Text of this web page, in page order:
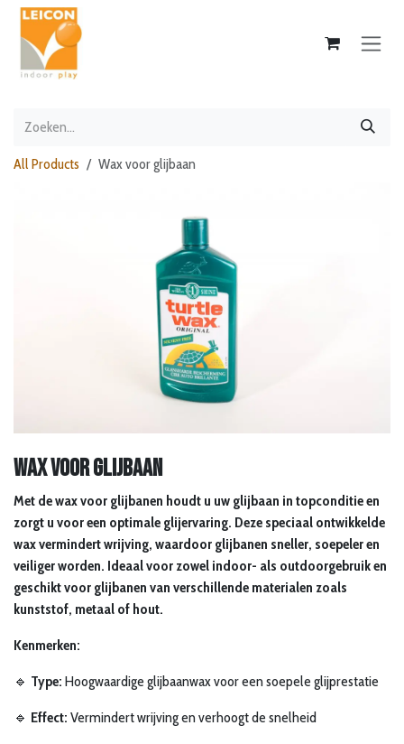
Overslaan naar inhoud
All Products Wax voor glijbaan
Wax voor glijbaan
Met de wax voor glijbanen houdt u uw glijbaan in topconditie en
zorgt u voor een optimale glijervaring. Deze speciaal ontwikkelde
wax vermindert wrijving, waardoor glijbanen sneller, soepeler en
veiliger worden. Ideaal voor zowel indoor- als outdoorgebruik en
geschikt voor glijbanen van verschillende materialen zoals
kunststof, metaal of hout.
Kenmerken:
🔹 Type: Hoogwaardige glijbaanwax voor een soepele glijprestatie
🔹 Effect: Vermindert wrijving en verhoogt de snelheid